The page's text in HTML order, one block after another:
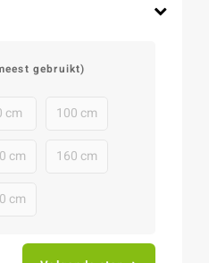
gebruikt)
cm 100 cm
cm 160 cm
cm